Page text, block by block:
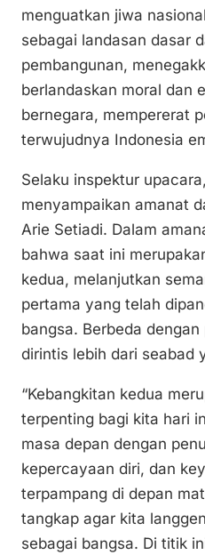
menguatkan jiwa
sebagai landasan dasar
pembangunan,
berlandaskan moral dan
bernegara, mempererat
terwujudnya Indonesia
Selaku inspektur
menyampaikan amanat
Arie Setiadi. Dalam
bahwa saat ini
kedua, melanjutkan
pertama yang telah
bangsa. Berbeda
dirintis lebih dari seabad
“Kebangkitan kedua
terpenting bagi kita hari
masa depan dengan
kepercayaan diri, dan
terpampang di depan
tangkap agar kita
sebagai bangsa. Di titik